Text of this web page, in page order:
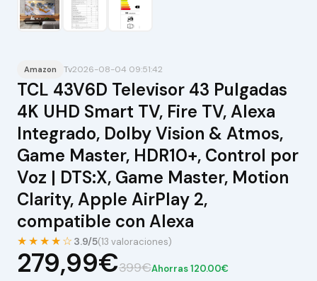
Amazon Tv2026-08-04 09:51:42
TCL 43V6D Televisor 43 Pulgadas
4K UHD Smart TV, Fire TV, Alexa
Integrado, Dolby Vision & Atmos,
Game Master, HDR10+, Control por
Voz | DTS:X, Game Master, Motion
Clarity, Apple AirPlay 2,
compatible con Alexa
★★★★☆ 3.9/5(13 valoraciones)
279,99€399€Ahorras 120.00€